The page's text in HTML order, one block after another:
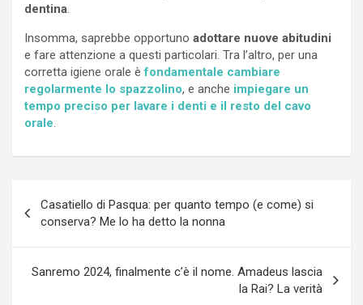
dentina.
Insomma, saprebbe opportuno adottare nuove abitudini
e fare attenzione a questi particolari. Tra l’altro, per una
corretta igiene orale èfondamentale cambiare
regolarmente lo spazzolino, e anche impiegare un
tempo preciso per lavare i denti e il resto del cavo
orale.
articoli
Casatiello di Pasqua: per quanto tempo (e come) si
conserva? Me lo ha detto la nonna
Sanremo 2024, finalmente c’è il nome. Amadeus lascia
la Rai? La verità